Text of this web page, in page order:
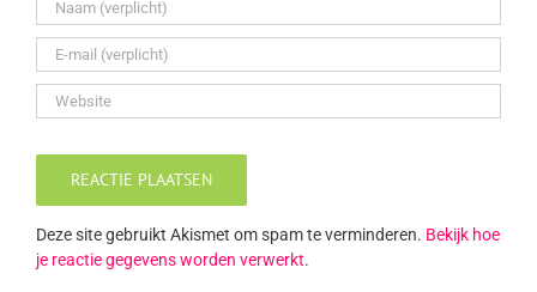
Deze site gebruikt Akismet om spam te verminderen. Bekijk hoe
je reactie gegevens worden verwerkt.